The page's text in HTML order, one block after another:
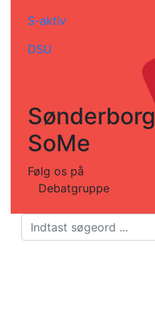
S-aktiv
DSU
SoMe
Følg os på
Debatgruppe